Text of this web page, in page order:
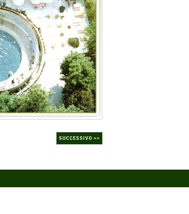
SUCCESSIVO >>